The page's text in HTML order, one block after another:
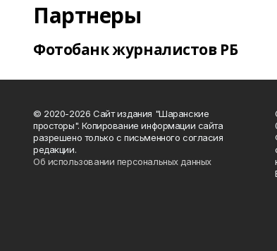
Партнеры
Фотобанк журналистов РБ
© 2020-2026 Сайт издания "Шаранские
просторы". Копирование информации сайта
разрешено только с письменного согласия
редакции.
Об использовании персональных данных